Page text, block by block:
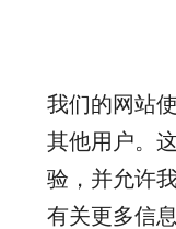
我们的网站
其他用户。
验，并允许
有关更多信